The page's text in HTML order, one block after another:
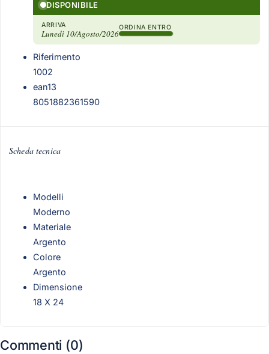
DISPONIBILE
ARRIVA
Lunedì 10/Agosto/2026
ORDINA ENTRO
Riferimento
1002
ean13
8051882361590
Scheda tecnica
Modelli
Moderno
Materiale
Argento
Colore
Argento
Dimensione
18 X 24
Commenti (0)